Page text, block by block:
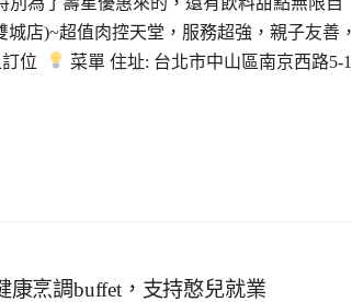
店)~超值肉控天堂，服務超強，親子友善，
位
菜單 住址: 台北市中山區南京西路5-1
康烹調buffet，支持憨兒就業